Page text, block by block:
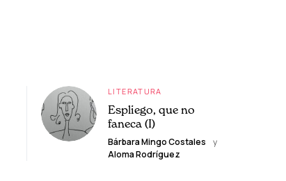
LITERATURA
Espliego, que no
faneca (I)
Bárbara Mingo Costales
y
Aloma Rodríguez